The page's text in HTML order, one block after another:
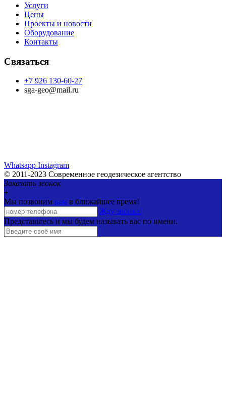
Услуги
Цены
Проекты и новости
Оборудование
Контакты
Связаться
+7 926 130-60-27
sga-geo@mail.ru
Whatsapp Instagram
© 2011-2023 Современное геодезическое агентство
Заказать звонок
+
Мы позвоним вам в ближайшее время!
Жду звонка!
Представьтесь и мы будем называть вас по имени.